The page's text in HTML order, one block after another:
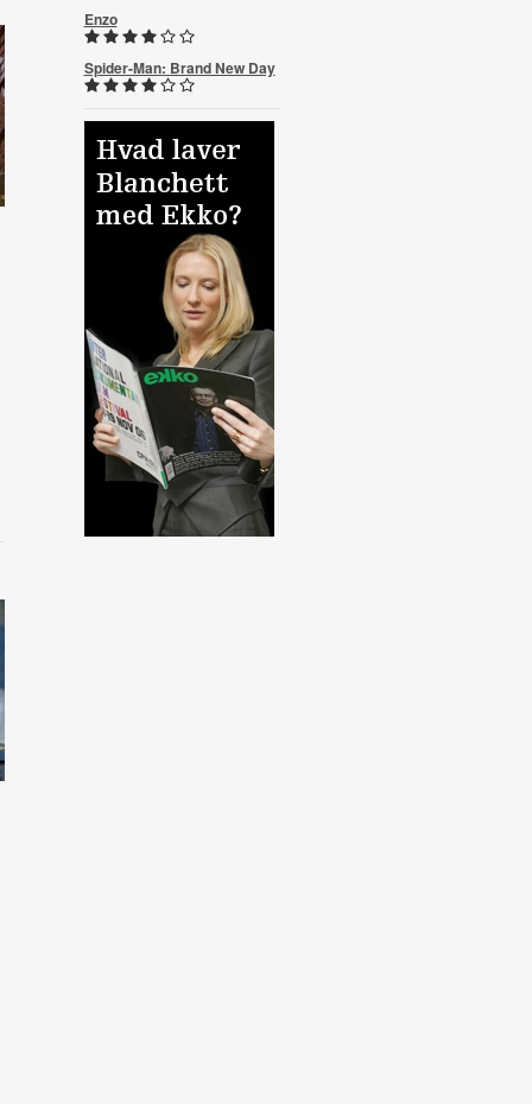
Enzo
Spider-Man: Brand New Day